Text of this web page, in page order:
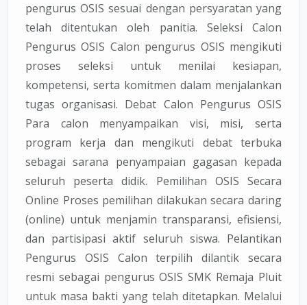
pengurus OSIS sesuai dengan persyaratan yang
telah ditentukan oleh panitia. Seleksi Calon
Pengurus OSIS Calon pengurus OSIS mengikuti
proses seleksi untuk menilai kesiapan,
kompetensi, serta komitmen dalam menjalankan
tugas organisasi. Debat Calon Pengurus OSIS
Para calon menyampaikan visi, misi, serta
program kerja dan mengikuti debat terbuka
sebagai sarana penyampaian gagasan kepada
seluruh peserta didik. Pemilihan OSIS Secara
Online Proses pemilihan dilakukan secara daring
(online) untuk menjamin transparansi, efisiensi,
dan partisipasi aktif seluruh siswa. Pelantikan
Pengurus OSIS Calon terpilih dilantik secara
resmi sebagai pengurus OSIS SMK Remaja Pluit
untuk masa bakti yang telah ditetapkan. Melalui